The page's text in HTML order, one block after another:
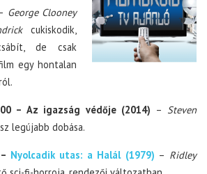
George Clooney
cukiskodik,
de csak
egy hontalan
– Az igazság védője (2014) – Steven
legújabb dobása.
Nyolcadik utas: a Halál (1979) – Ridley